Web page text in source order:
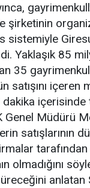
şirketinin
sistemiyle
Yaklaşık 85
35
satışını içeren
içerisinde
Genel Müdürü
satışlarının
tarafından
olmadığını
anlatan